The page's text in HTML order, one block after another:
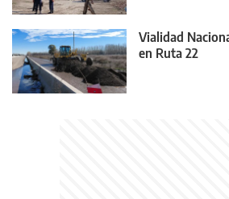
Vialidad
en Ruta 22